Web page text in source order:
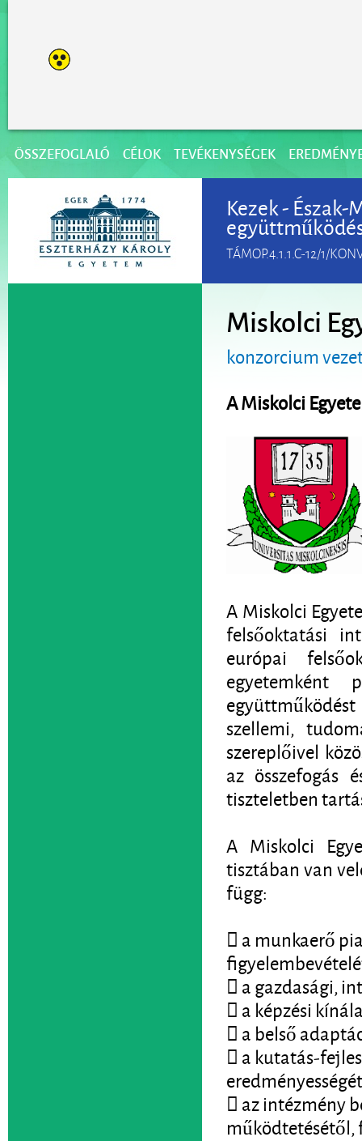
ÖSSZEFOGLALÓ CÉLOK TEVÉKENYSÉGEK
Kezek -
TÁMOP.4.1.1.C-12/1/
Miskolci
konzorcium
A Miskolci
A Miskolci
felsőoktatási
európai
egyetemként
szellemi,
szereplőivel
az összefogás
tiszteletben
A Miskolci
tisztában van
függ:
 a munkaerő
 a gazdasági,
 a képzési
 a belső
 a kutatás-
 az intézmény
működtetésétől,